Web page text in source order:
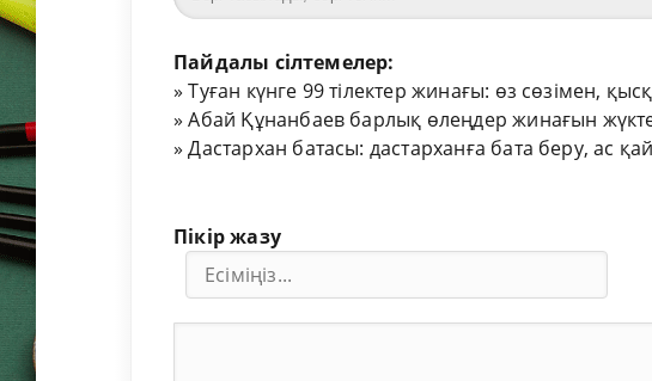
Пайдалы сілтемелер:
»Туған күнге 99 тілектер жинағы: өз сөзімен,
»Абай Құнанбаев барлық өлеңдер жинағын
»Дастархан батасы: дастарханға бата беру, ас
Пікір жазу